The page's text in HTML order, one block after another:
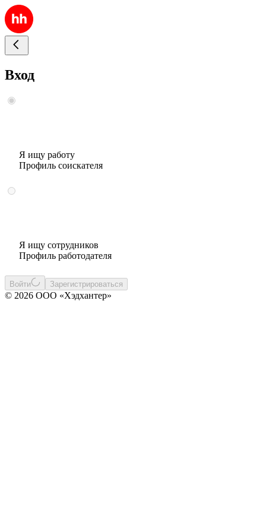
Вход
Я ищу работу
Профиль соискателя
Я ищу сотрудников
Профиль работодателя
Войти Зарегистрироваться
© 2026 ООО «Хэдхантер»